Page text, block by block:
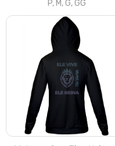
R$ 154,67
3x de R$ 51,56 sem juros
P, M, G, GG